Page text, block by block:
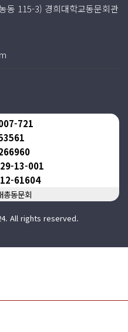
동 115-3) 경희대학교동문회관
721
13-001
61604
총동문회
All rights reserved.